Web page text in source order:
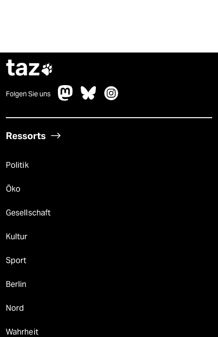
taz
Folgen Sie uns
Ressorts
Politik
Öko
Gesellschaft
Kultur
Sport
Berlin
Nord
Wahrheit